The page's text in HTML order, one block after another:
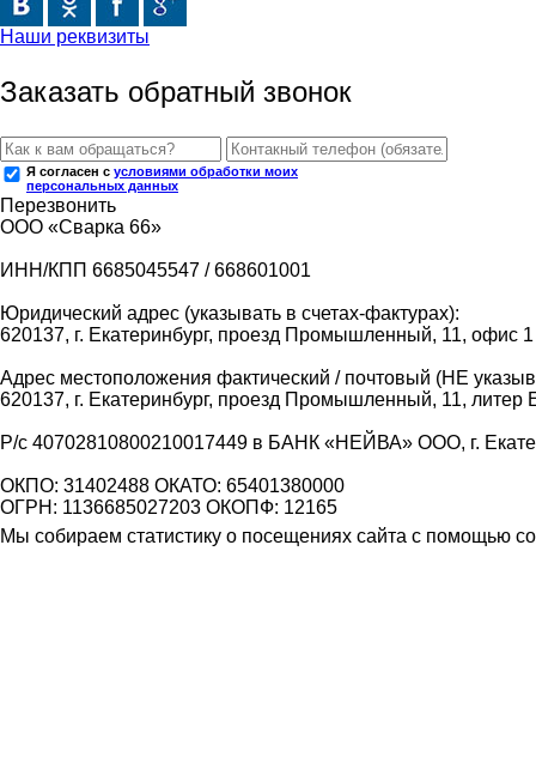
Наши реквизиты
Заказать обратный звонок
Я согласен с условиями обработки моих
персональных данных
Перезвонить
ООО «Сварка 66»
ИНН/КПП 6685045547 / 668601001
Юридический адрес (указывать в счетах-фактурах):
620137, г. Екатеринбург, проезд Промышленный, 11, офис 1
Адрес местоположения фактический / почтовый (НЕ
620137, г. Екатеринбург, проезд Промышленный, 11, литер
Р/с 40702810800210017449 в БАНК «НЕЙВА» ООО, г.
ОКПО: 31402488 ОКАТО: 65401380000
ОГРН: 1136685027203 ОКОПФ: 12165
Мы собираем статистику о посещениях сайта с помощью